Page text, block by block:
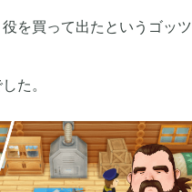
を買って出たというゴッツ
た。